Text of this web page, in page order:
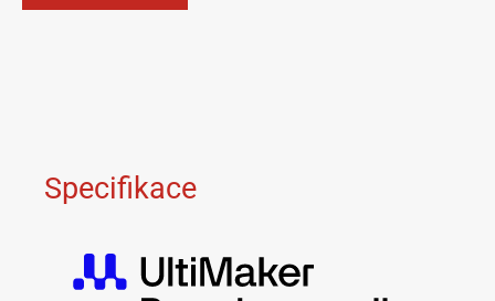
Specifikace